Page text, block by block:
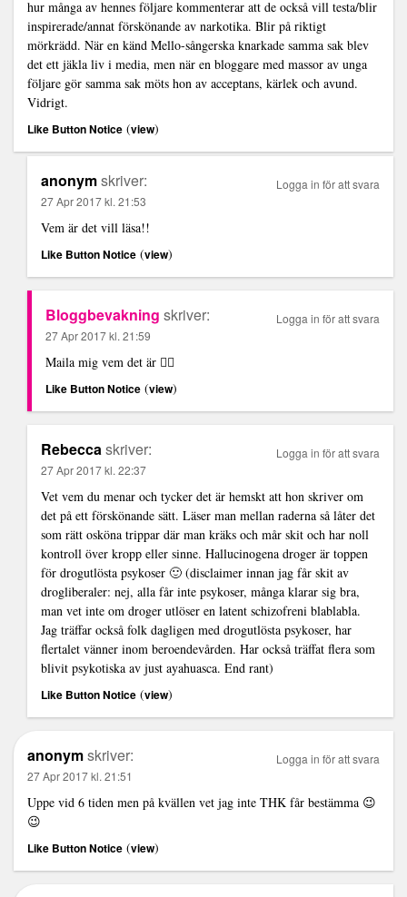
hur många av hennes följare kommenterar att de också vill testa/blir
inspirerade/annat förskönande av narkotika. Blir på riktigt
mörkrädd. När en känd Mello-sångerska knarkade samma sak blev
det ett jäkla liv i media, men när en bloggare med massor av unga
följare gör samma sak möts hon av acceptans, kärlek och avund.
Vidrigt.
Like Button Notice (view)
anonymskriver:
27 Apr 2017 kl. 21:53
Vem är det vill läsa!!
Like Button Notice (view)
Logga in för att svara
Bloggbevakning skriver:
27 Apr 2017 kl. 21:59
Maila mig vem det är 👍🏻
Like Button Notice (view)
Logga in för att svara
Rebeccaskriver:
27 Apr 2017 kl. 22:37
Vet vem du menar och tycker det är hemskt att hon skriver om
det på ett förskönande sätt. Läser man mellan raderna så låter det
som rätt osköna trippar där man kräks och mår skit och har noll
kontroll över kropp eller sinne. Hallucinogena droger är toppen
för drogutlösta psykoser 🙂 (disclaimer innan jag får skit av
drogliberaler: nej, alla får inte psykoser, många klarar sig bra,
man vet inte om droger utlöser en latent schizofreni blablabla.
Jag träffar också folk dagligen med drogutlösta psykoser, har
flertalet vänner inom beroendevården. Har också träffat flera som
blivit psykotiska av just ayahuasca. End rant)
Like Button Notice (view)
Logga in för att svara
anonymskriver:
27 Apr 2017 kl. 21:51
Uppe vid 6 tiden men på kvällen vet jag inte THK får bestämma 😉
😉
Like Button Notice (view)
Logga in för att svara